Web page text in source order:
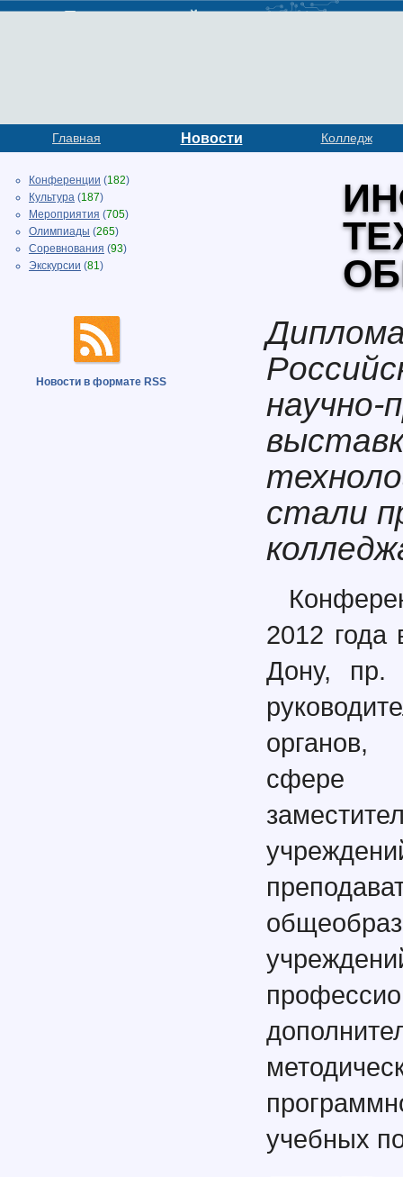
Главная Новости Колледж
Конференции (182)
Культура (187)
Мероприятия (705)
Олимпиады (265)
Соревнования (93)
Экскурсии (81)
Новости в формате RSS
научно-
стали
2012 года
Дону, пр.
органов,
сфере
учебных